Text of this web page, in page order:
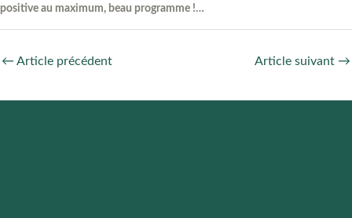
positive au maximum, beau programme !…
← Article précédent Article suivant →